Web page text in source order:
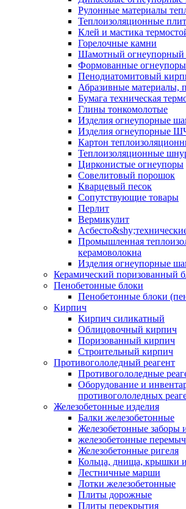
Рулонные материалы
Тепло­изоляционные
Клей и мастика
Горелочные камни
Шамотный огнеупорный
Формованные огнеупоры
Пенодиатомитовый
Абразивные материалы,
Бумага техническая
Глины тонкомолотые
Изделия огнеупорные
Изделия огнеупорные
Картон
Теплоизоляционные
Цирконистые огнеупоры
Совелитовый порошок
Кварцевый песок
Сопутствующие товары
Перлит
Вермикулит
Промышленная
керамоволокна
Изделия огнеупорные
Керамический поризованный
Пенобетонные блоки
Пенобетонные блоки
Кирпич
Кирпич силикатный
Облицовочный кирпич
Поризованный кирпич
Строительный кирпич
Противогололедный реагент
Противогололедные
Оборудование и
противогололедных
Железобетонные изделия
Балки железобетонные
Железобетонные заборы
железобетонные
Железобетонные ригеля
Кольца, днища, крышки
Лестничные марши
Лотки железобетонные
Плиты дорожные
Плиты перекрытия